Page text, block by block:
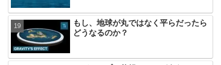
もし、地球が丸ではなく平らだったら
どうなるのか？